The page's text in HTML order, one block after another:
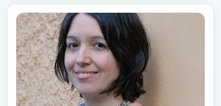
Barnklippning
BIAB
Blowout